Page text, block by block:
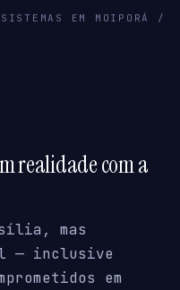
EM MOIPORÁ /
realidade com a
mas
— inclusive
em